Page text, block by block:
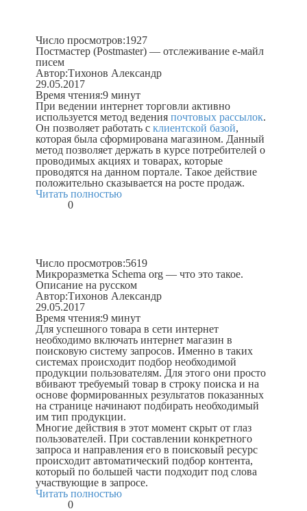
Число просмотров:1927
Постмастер (Postmaster) — отслеживание е-майл
писем
Автор:Тихонов Александр
29.05.2017
Время чтения:9 минут
При ведении интернет торговли активно
используется метод веденияпочтовых рассылок.
Он позволяет работать склиентской базой,
которая была сформирована магазином. Данный
метод позволяет держать в курсе потребителей о
проводимых акциях и товарах, которые
проводятся на данном портале. Такое действие
положительно сказывается на росте продаж.
Читать полностью
0
Число просмотров:5619
Микроразметка Schema org — что это такое.
Описание на русском
Автор:Тихонов Александр
29.05.2017
Время чтения:9 минут
Для успешного товара в сети интернет
необходимо включать интернет магазин в
поисковую систему запросов. Именно в таких
системах происходит подбор необходимой
продукции пользователям. Для этого они просто
вбивают требуемый товар в строку поиска и на
основе формированных результатов показанных
на странице начинают подбирать необходимый
им тип продукции.
Многие действия в этот момент скрыт от глаз
пользователей. При составлении конкретного
запроса и направления его в поисковый ресурс
происходит автоматический подбор контента,
который по большей части подходит под слова
участвующие в запросе.
Читать полностью
0